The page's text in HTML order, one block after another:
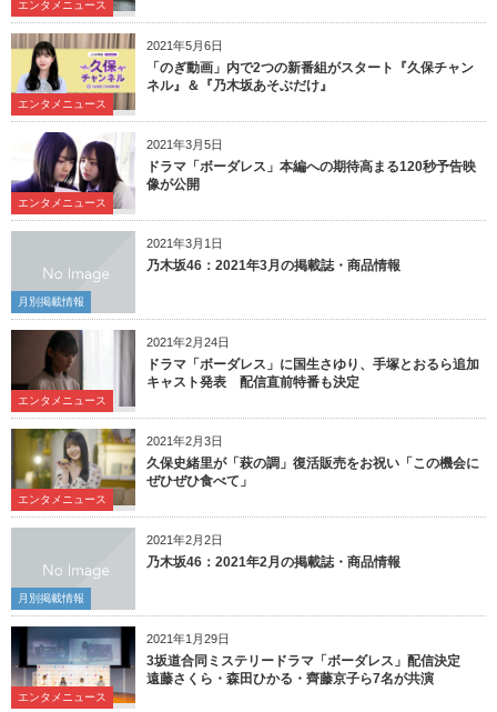
エンタメニュース
2021年5月6日
エンタメニュース
「のぎ動画」内で2つの新番組がスタート『久保チャン
ネル』＆『乃木坂あそぶだけ』
2021年3月5日
エンタメニュース
ドラマ「ボーダレス」本編への期待高まる120秒予告映
像が公開
2021年3月1日
月別掲載情報
乃木坂46：2021年3月の掲載誌・商品情報
2021年2月24日
エンタメニュース
ドラマ「ボーダレス」に国生さゆり、手塚とおるら追加
キャスト発表 配信直前特番も決定
2021年2月3日
エンタメニュース
久保史緒里が「萩の調」復活販売をお祝い「この機会に
ぜひぜひ食べて」
2021年2月2日
月別掲載情報
乃木坂46：2021年2月の掲載誌・商品情報
2021年1月29日
エンタメニュース
3坂道合同ミステリードラマ「ボーダレス」配信決定
遠藤さくら・森田ひかる・齊藤京子ら7名が共演